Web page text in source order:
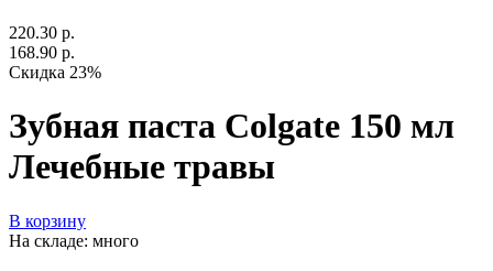
220.30 р.
168.90 р.
Скидка 23%
Зубная паста Colgate 150 мл
Лечебные травы
В корзину
На складе: много